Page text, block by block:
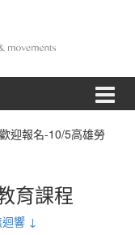
歡迎報名-10/5高雄勞
育課程
響 ↓